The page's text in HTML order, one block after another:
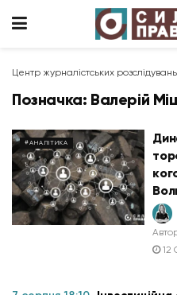
Центр журналістських
Позначка: Валерій
#АНАЛІТИКА
12